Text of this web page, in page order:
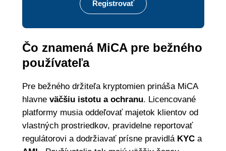
Registrovať
Čo znamená MiCA pre bežného
používateľa
Pre bežného držiteľa kryptomien prináša MiCA
hlavne väčšiu istotu a ochranu. Licencované
platformy musia oddeľovať majetok klientov od
vlastných prostriedkov, pravidelne reportovať
regulátorovi a dodržiavať prísne pravidlá KYCa